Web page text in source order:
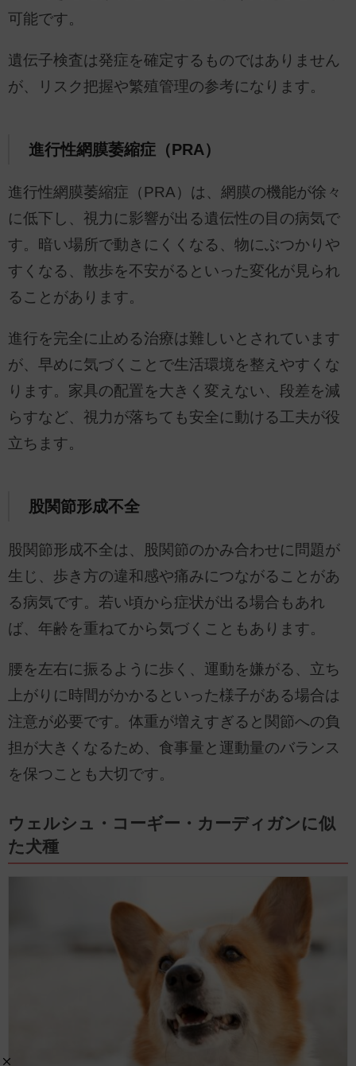
可能です。
遺伝子検査は発症を確定するものではありません
が、リスク把握や繁殖管理の参考になります。
進行性網膜萎縮症（PRA）
進行性網膜萎縮症（PRA）は、網膜の機能が徐々
に低下し、視力に影響が出る遺伝性の目の病気で
す。暗い場所で動きにくくなる、物にぶつかりや
すくなる、散歩を不安がるといった変化が見られ
ることがあります。
進行を完全に止める治療は難しいとされています
が、早めに気づくことで生活環境を整えやすくな
ります。家具の配置を大きく変えない、段差を減
らすなど、視力が落ちても安全に動ける工夫が役
立ちます。
股関節形成不全
股関節形成不全は、股関節のかみ合わせに問題が
生じ、歩き方の違和感や痛みにつながることがあ
る病気です。若い頃から症状が出る場合もあれ
ば、年齢を重ねてから気づくこともあります。
腰を左右に振るように歩く、運動を嫌がる、立ち
上がりに時間がかかるといった様子がある場合は
注意が必要です。体重が増えすぎると関節への負
担が大きくなるため、食事量と運動量のバランス
を保つことも大切です。
ウェルシュ・コーギー・カーディガンに似
た犬種